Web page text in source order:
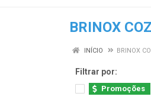
BRINOX
INÍCIO BRINOX
Filtrar por:
Promoções